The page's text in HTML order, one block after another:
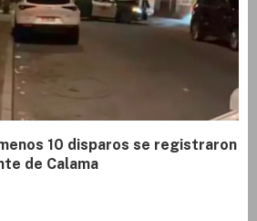
10 disparos se registraron
de Calama